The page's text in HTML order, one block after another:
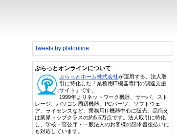
Tweets by platonline
ぷらっとオンラインについて
ぷらっとホーム株式会社が運用する、法人取
引に特化した「業務用IT機器専門の調達支援
サイト」です。
1999年よりネットワーク機器、サーバ、スト
レージ、パソコン周辺機器、PCパーツ、ソフトウェ
ア、ライセンスなど、業務用IT機器中心に販売。品揃え
は業界トップクラスの約5.5万点です。法人取引に特化
し、学校・官公庁・一般法人のお客様の請求書後払いに
も対応しています。